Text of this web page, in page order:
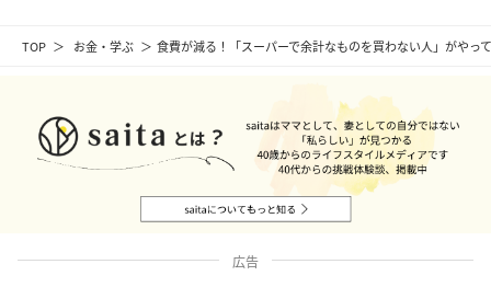
TOP お金・学ぶ 食費が減る！「スーパーで余計なものを買わない人」がやっ
広告